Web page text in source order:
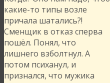
какие-то типы возле
причала шатались?!
Сменщик в отказ сперва
пошёл. Понял, что
лишнего взболтнул. А
потом психанул, и
признался, что мужика